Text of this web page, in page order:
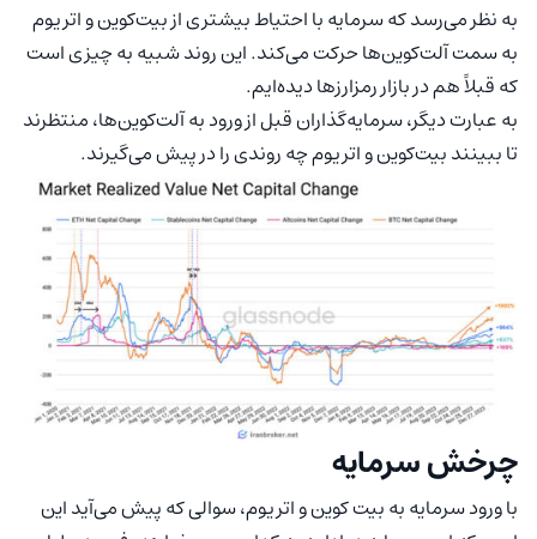
به نظر می‌رسد که سرمایه با احتیاط بیشتری از بیت‌کوین و اتریوم
به سمت آلت‌کوین‌ها حرکت می‌کند. این روند شبیه به چیزی است
که قبلاً هم در بازار رمزارزها دیده‌ایم.
به عبارت دیگر، سرمایه‌گذاران قبل از ورود به آلت‌کوین‌ها، منتظرند
تا ببینند بیت‌کوین و اتریوم چه روندی را در پیش می‌گیرند.
چرخش سرمایه
با ورود سرمایه به بیت کوین و اتریوم، سوالی که پیش می‌آید این